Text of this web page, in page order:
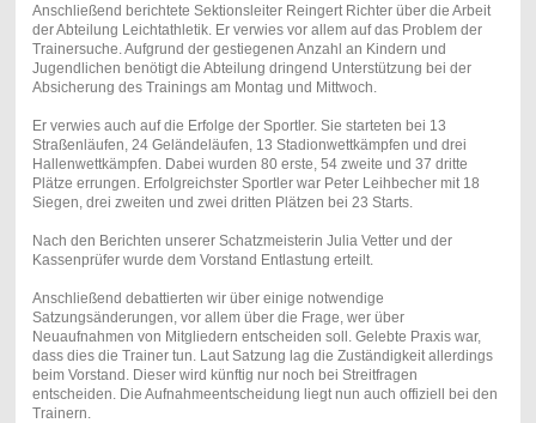
Anschließend berichtete Sektionsleiter Reingert Richter über die Arbeit
der Abteilung Leichtathletik. Er verwies vor allem auf das Problem der
Trainersuche. Aufgrund der gestiegenen Anzahl an Kindern und
Jugendlichen benötigt die Abteilung dringend Unterstützung bei der
Absicherung des Trainings am Montag und Mittwoch.
Er verwies auch auf die Erfolge der Sportler. Sie starteten bei 13
Straßenläufen, 24 Geländeläufen, 13 Stadionwettkämpfen und drei
Hallenwettkämpfen. Dabei wurden 80 erste, 54 zweite und 37 dritte
Plätze errungen. Erfolgreichster Sportler war Peter Leihbecher mit 18
Siegen, drei zweiten und zwei dritten Plätzen bei 23 Starts.
Nach den Berichten unserer Schatzmeisterin Julia Vetter und der
Kassenprüfer wurde dem Vorstand Entlastung erteilt.
Anschließend debattierten wir über einige notwendige
Satzungsänderungen, vor allem über die Frage, wer über
Neuaufnahmen von Mitgliedern entscheiden soll. Gelebte Praxis war,
dass dies die Trainer tun. Laut Satzung lag die Zuständigkeit allerdings
beim Vorstand. Dieser wird künftig nur noch bei Streitfragen
entscheiden. Die Aufnahmeentscheidung liegt nun auch offiziell bei den
Trainern.